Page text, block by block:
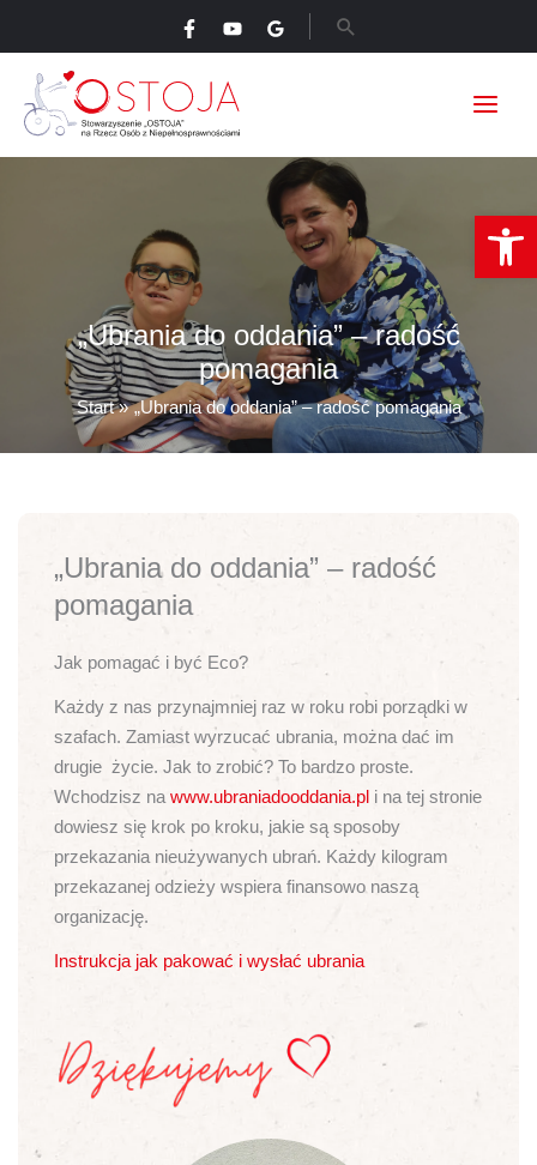
treści
Szukaj
„Ubrania do oddania” – radość
pomagania
Start „Ubrania do oddania” – radość pomagania
„Ubrania do oddania” – radość
pomagania
Jak pomagać i być Eco?
Każdy z nas przynajmniej raz w roku robi porządki w
szafach. Zamiast wyrzucać ubrania, można dać im
drugie życie. Jak to zrobić? To bardzo proste.
Wchodzisz nawww.ubraniadooddania.pl i na tej stronie
dowiesz się krok po kroku, jakie są sposoby
przekazania nieużywanych ubrań. Każdy kilogram
przekazanej odzieży wspiera finansowo naszą
organizację.
Instrukcja jak pakować i wysłać ubrania